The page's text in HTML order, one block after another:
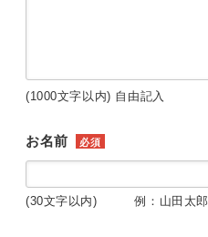
(1000文字以内) 自由記入
お名前 必須
(30文字以内) 例：山田太郎